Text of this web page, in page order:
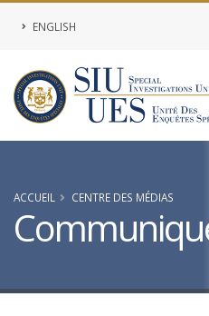
ENGLISH
ACCUEIL CENTRE DES MÉDIAS